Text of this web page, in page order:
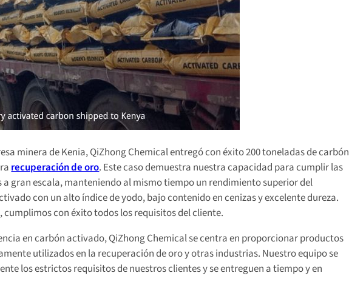
minera de Kenia, QiZhong Chemical entregó con éxito 200 toneladas de carbón
recuperación de oro. Este caso demuestra nuestra capacidad para cumplir las
gran escala, manteniendo al mismo tiempo un rendimiento superior del
con un alto índice de yodo, bajo contenido en cenizas y excelente dureza.
con éxito todos los requisitos del cliente.
en carbón activado, QiZhong Chemical se centra en proporcionar productos
utilizados en la recuperación de oro y otras industrias. Nuestro equipo se
los estrictos requisitos de nuestros clientes y se entreguen a tiempo y en